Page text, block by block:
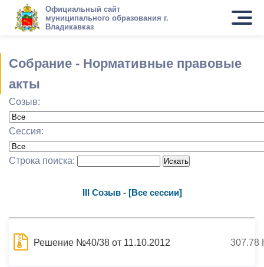
Официальный сайт
муниципального образования г.
Владикавказ
Собрание - Нормативные правовые
акты
Созыв:
Сессия:
Строка поиска:
III Созыв - [Все сессии]
Решение №40/38 от 11.10.2012 307.78